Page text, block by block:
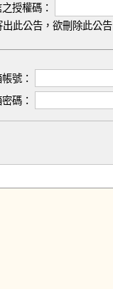
授權碼：
出此公告，欲刪除此公
號：
碼：